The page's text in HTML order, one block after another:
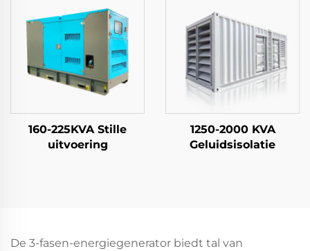
160-225KVA Stille
uitvoering
1250-2000 KVA
Geluidsisolatie
De 3-fasen-energiegenerator biedt tal van